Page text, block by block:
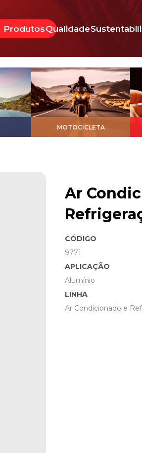
ProdutosQualidade
MOTOCICLETA
Ar
CÓDIGO
9771
APLICAÇÃO
Alumínio
LINHA
Ar Condicionado e